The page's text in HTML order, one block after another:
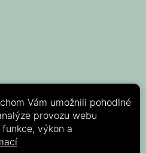
Vám umožnili pohodlné
provozu webu
výkon a